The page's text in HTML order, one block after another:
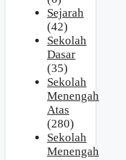
Sejarah
(42)
Sekolah
Dasar
(35)
Sekolah
Menengah
Atas
(280)
Sekolah
Menengah